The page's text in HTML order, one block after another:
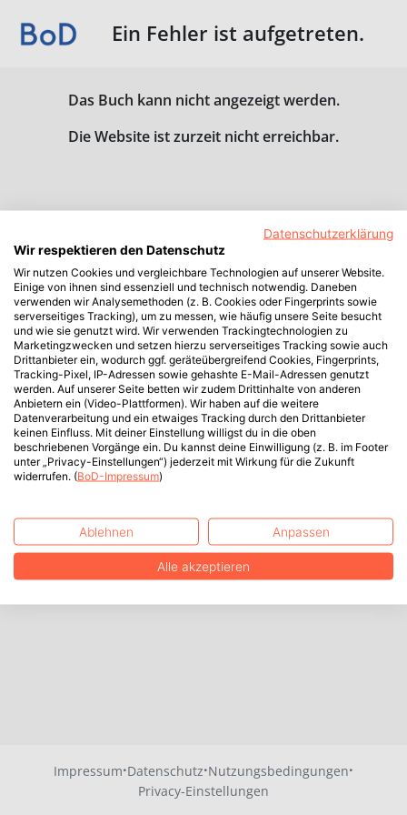
Ein Fehler ist aufgetreten.
Das Buch kann nicht angezeigt werden.
Die Website ist zurzeit nicht erreichbar.
Impressum·Datenschutz·Nutzungsbedingungen·
Privacy-Einstellungen
Datenschutzerklärung
Wir respektieren den Datenschutz
Wir nutzen Cookies und vergleichbare Technologien auf unserer Website.
Einige von ihnen sind essenziell und technisch notwendig. Daneben
verwenden wir Analysemethoden (z. B. Cookies oder Fingerprints sowie
serverseitiges Tracking), um zu messen, wie häufig unsere Seite besucht
und wie sie genutzt wird. Wir verwenden Trackingtechnologien zu
Marketingzwecken und setzen hierzu serverseitiges Tracking sowie auch
Drittanbieter ein, wodurch ggf. geräteübergreifend Cookies, Fingerprints,
Tracking-Pixel, IP-Adressen sowie gehashte E-Mail-Adressen genutzt
werden. Auf unserer Seite betten wir zudem Drittinhalte von anderen
Anbietern ein (Video-Plattformen). Wir haben auf die weitere
Datenverarbeitung und ein etwaiges Tracking durch den Drittanbieter
keinen Einfluss. Mit deiner Einstellung willigst du in die oben
beschriebenen Vorgänge ein. Du kannst deine Einwilligung (z. B. im Footer
unter „Privacy-Einstellungen“) jederzeit mit Wirkung für die Zukunft
widerrufen. (BoD-Impressum)
Ablehnen Anpassen
Alle akzeptieren